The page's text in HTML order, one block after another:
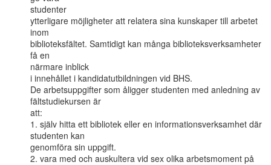
studenter
ytterligare möjligheter att relatera sina kunskaper till arbetet
inom
biblioteksfältet. Samtidigt kan många biblioteksverksamheter
få en
närmare inblick
i innehållet i kandidatutbildningen vid BHS.
De arbetsuppgifter som åligger studenten med anledning av
fältstudiekursen är
att:
1. själv hitta ett bibliotek eller en informationsverksamhet där
studenten kan
genomföra sin uppgift.
2. vara med och auskultera vid sex olika arbetsmoment på